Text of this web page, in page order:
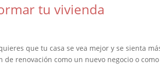
tu vivienda
que tu casa se vea mejor y se sienta
renovación como un nuevo negocio o